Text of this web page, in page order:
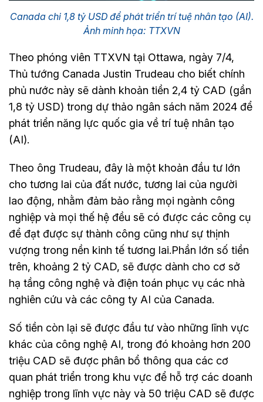
Canada chi 1,8 tỷ USD để phát triển trí tuệ nhân tạo (AI).
Ảnh minh họa: TTXVN
Theo phóng viên TTXVN tại Ottawa, ngày 7/4,
Thủ tướng Canada Justin Trudeau cho biết chính
phủ nước này sẽ dành khoản tiền 2,4 tỷ CAD (gần
1,8 tỷ USD) trong dự thảo ngân sách năm 2024 để
phát triển năng lực quốc gia về trí tuệ nhân tạo
(AI).
Theo ông Trudeau, đây là một khoản đầu tư lớn
cho tương lai của đất nước, tương lai của người
lao động, nhằm đảm bảo rằng mọi ngành công
nghiệp và mọi thế hệ đều sẽ có được các công cụ
để đạt được sự thành công cũng như sự thịnh
vượng trong nền kinh tế tương lai.Phần lớn số tiền
trên, khoảng 2 tỷ CAD, sẽ được dành cho cơ sở
hạ tầng công nghệ và điện toán phục vụ các nhà
nghiên cứu và các công ty AI của Canada.
Số tiền còn lại sẽ được đầu tư vào những lĩnh vực
khác của công nghệ AI, trong đó khoảng hơn 200
triệu CAD sẽ được phân bổ thông qua các cơ
quan phát triển trong khu vực để hỗ trợ các doanh
nghiệp trong lĩnh vực này và 50 triệu CAD sẽ được